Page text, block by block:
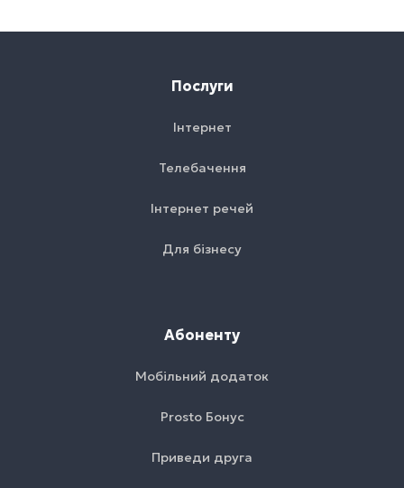
Послуги
Інтернет
Телебачення
Інтернет речей
Для бізнесу
Абоненту
Мобільний додаток
Prosto Бонус
Приведи друга